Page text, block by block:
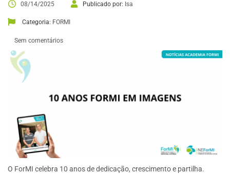
08/14/2025 Publicado por: Isa
Categoria: FORMI
Sem comentários
O ForMI celebra 10 anos de dedicação, crescimento e partilha.